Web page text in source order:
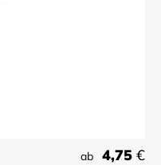
ab 4,75 €